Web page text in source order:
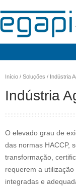
Serviços
Contactos
Início / Soluções / Indústria
Indústria
O elevado grau de
das normas HACCP,
transformação,
requerem a
integradas e